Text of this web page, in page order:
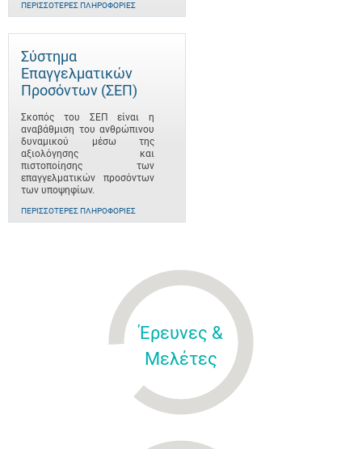
ΠΕΡΙΣΣΌΤΕΡΕΣ ΠΛΗΡΟΦΟΡΊΕΣ
Σύστημα
Επαγγελματικών
Προσόντων (ΣΕΠ)
Σκοπός του ΣΕΠ είναι η
αναβάθμιση του ανθρώπινου
δυναμικού μέσω της
αξιολόγησης και
πιστοποίησης των
επαγγελματικών προσόντων
των υποψηφίων.
ΠΕΡΙΣΣΌΤΕΡΕΣ ΠΛΗΡΟΦΟΡΊΕΣ
Έρευνες &
Μελέτες